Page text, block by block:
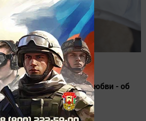
о главном атрибуте
бесконечности любви - об